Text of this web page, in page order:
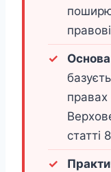
правах
статті